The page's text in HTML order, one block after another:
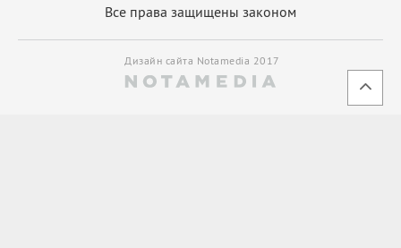
Все права защищены законом
Дизайн сайта Notamedia 2017